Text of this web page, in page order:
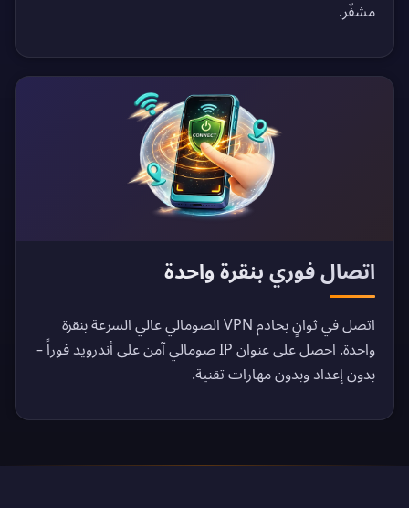
مشفّر.
اتصال فوري بنقرة واحدة
اتصل في ثوانٍ بخادم VPN الصومالي عالي السرعة بنقرة
واحدة. احصل على عنوان IP صومالي آمن على أندرويد فوراً –
بدون إعداد وبدون مهارات تقنية.